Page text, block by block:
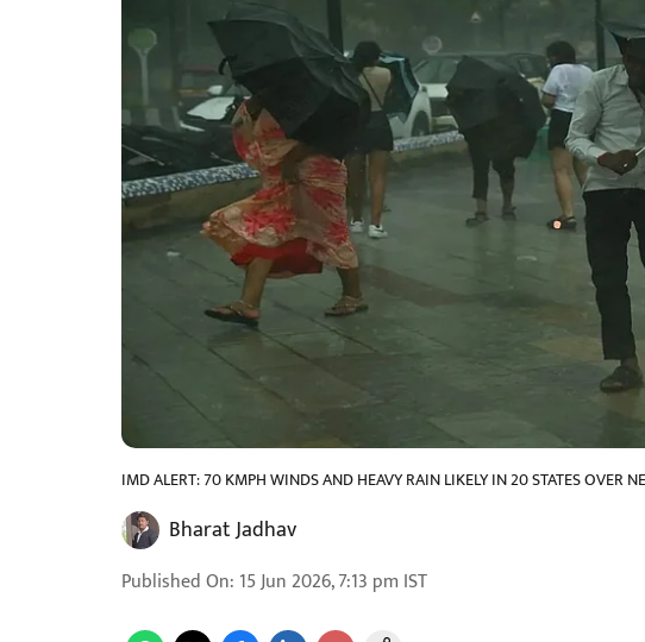
IMD ALERT: 70 KMPH WINDS AND HEAVY RAIN LIKELY IN 20 STATES OVER
Bharat Jadhav
Published On: 15 Jun 2026, 7:13 pm IST